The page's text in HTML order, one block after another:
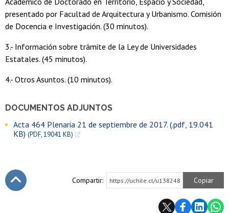
DOCUMENTOS ADJUNTOS
Acta 464 Plenaria 21 de septiembre de 2017. (.pdf, 19.041
KB) (PDF, 19041 KB)
presentado por Facultad de Arquitectura y Urbanismo. Comisión
de Docencia e Investigación. (30 minutos).
3.- Información sobre trámite de la Ley de Universidades
Estatales. (45 minutos).
4.- Otros Asuntos. (10 minutos).
Compartir: https://uchile.cl/u138248 Copiar